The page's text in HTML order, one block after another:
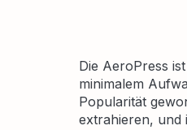
Die AeroPress
minimalem
Popularität
extrahieren, und